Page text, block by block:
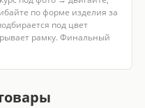
по форме изделия за
под цвет
рамку. Финальный